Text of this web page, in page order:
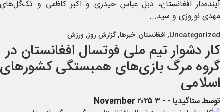
آینده‌دار افغانستان، دبل عباس حیدری و اکبر کاظمی و تک‌گل‌های
مهدی نوروزی و سید...
Uncategorized
,افغانستان,خبرها,گزارش روز, ورزش
کار دشوار تیم ملی فوتسال افغانستان در
گروه مرگ بازی‌های همبستگی کشورهای
اسلامی
توسطستاگیدیا- - ۳ November ۲۰۲۵